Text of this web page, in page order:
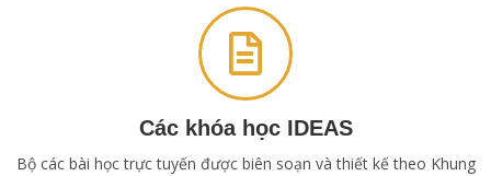
Các khóa học IDEAS
Bộ các bài học trực tuyến được biên soạn và thiết kế theo Khung